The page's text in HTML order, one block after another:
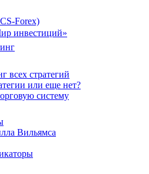
Forex)
инвестиций»
всех стратегий
или еще нет?
систему
Вильямса